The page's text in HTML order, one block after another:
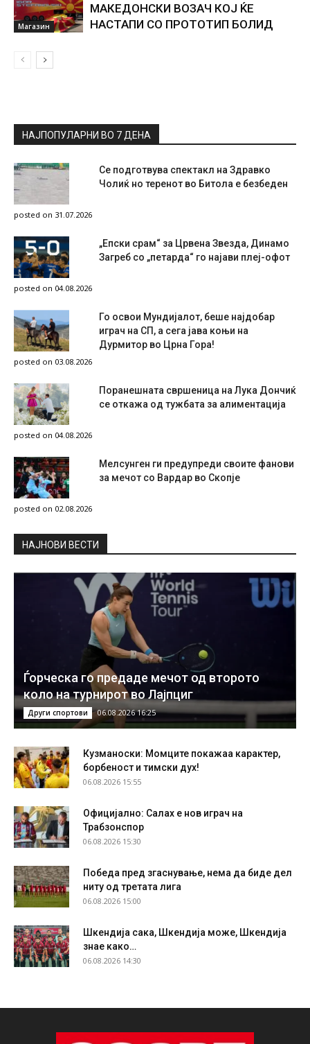
Магазин
МАКЕДОНСКИ ВОЗАЧ КОЈ ЌЕ
НАСТАПИ СО ПРОТОТИП БОЛИД
НАЈПОПУЛАРНИ ВО 7 ДЕНА
Се подготвува спектакл на Здравко
Чолиќ но теренот во Битола е безбеден
posted on 31.07.2026
„Епски срам“ за Црвена Звезда, Динамо
Загреб со „петарда“ го најави плеј-офот
posted on 04.08.2026
Го освои Мундијалот, беше најдобар
играч на СП, а сега јава коњи на
Дурмитор во Црна Гора!
posted on 03.08.2026
Поранешната свршеница на Лука Дончиќ
се откажа од тужбата за алиментација
posted on 04.08.2026
Мелсунген ги предупреди своите фанови
за мечот со Вардар во Скопје
posted on 02.08.2026
НAЈНОВИ ВЕСТИ
Ѓорческа го предаде мечот од второто
коло на турнирот во Лајпциг
Други спортови 06.08.2026 16:25
Кузманоски: Момците покажаа карактер,
борбеност и тимски дух!
06.08.2026 15:55
Официјално: Салах е нов играч на
Трабзонспор
06.08.2026 15:30
Победа пред згаснување, нема да биде дел
ниту од третата лига
06.08.2026 15:00
Шкендија сака, Шкендија може, Шкендија
знае како…
06.08.2026 14:30